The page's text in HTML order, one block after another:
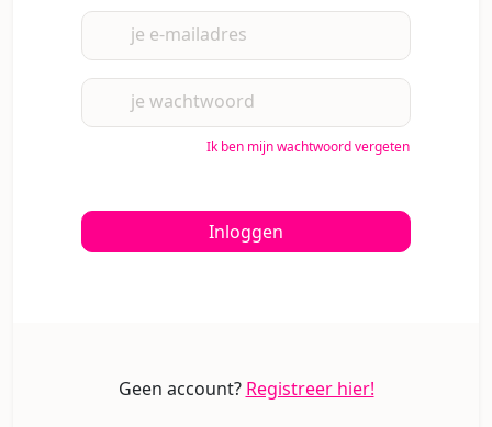
je e-mailadres
je wachtwoord
Ik ben mijn wachtwoord vergeten
Inloggen
Geen account? Registreer hier!